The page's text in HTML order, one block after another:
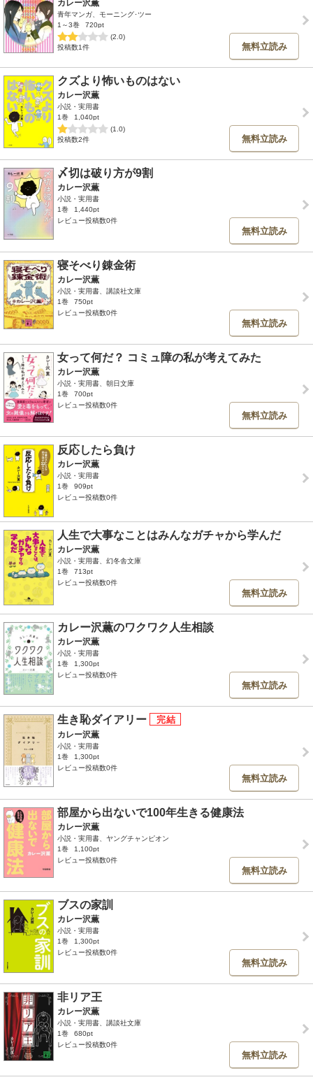
カレー沢薫
青年マンガ、モーニング･ツー
1～3巻
720pt
(2.0)
投稿数1件
無料立読み
クズより怖いものはない
カレー沢薫
小説・実用書
1巻
1,040pt
(1.0)
投稿数2件
無料立読み
〆切は破り方が9割
カレー沢薫
小説・実用書
1巻
1,440pt
レビュー投稿数0件
無料立読み
寝そべり錬金術
カレー沢薫
小説・実用書、講談社文庫
1巻
750pt
レビュー投稿数0件
無料立読み
女って何だ？ コミュ障の私が考えてみた
カレー沢薫
小説・実用書、朝日文庫
1巻
700pt
レビュー投稿数0件
無料立読み
反応したら負け
カレー沢薫
小説・実用書
1巻
909pt
レビュー投稿数0件
人生で大事なことはみんなガチャから学んだ
カレー沢薫
小説・実用書、幻冬舎文庫
1巻
713pt
レビュー投稿数0件
無料立読み
カレー沢薫のワクワク人生相談
カレー沢薫
小説・実用書
1巻
1,300pt
レビュー投稿数0件
無料立読み
生き恥ダイアリー
カレー沢薫
小説・実用書
1巻
1,300pt
レビュー投稿数0件
無料立読み
部屋から出ないで100年生きる健康法
カレー沢薫
小説・実用書、ヤングチャンピオン
1巻
1,100pt
レビュー投稿数0件
無料立読み
ブスの家訓
カレー沢薫
小説・実用書
1巻
1,300pt
レビュー投稿数0件
無料立読み
非リア王
カレー沢薫
小説・実用書、講談社文庫
1巻
680pt
レビュー投稿数0件
無料立読み